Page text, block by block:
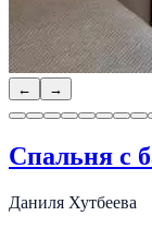
← →
Спальня с
Даниля Хутбеева